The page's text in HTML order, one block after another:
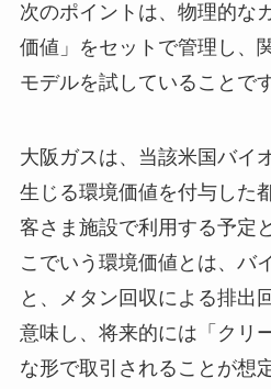
次のポイントは、物理的な
価値」をセットで管理し、
モデルを試していることです
大阪ガスは、当該米国バイ
生じる環境価値を付与した
客さま施設で利用する予定
こでいう環境価値とは、バ
と、メタン回収による排出
意味し、将来的には「クリ
な形で取引されることが想